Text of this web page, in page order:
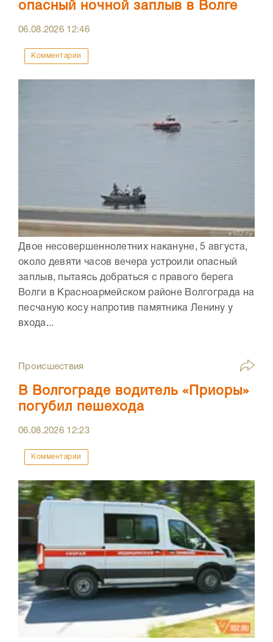
опасный ночной заплыв в Волге
06.08.2026 12:46
Комментарии
Двое несовершеннолетних накануне, 5 августа,
около девяти часов вечера устроили опасный
заплыв, пытаясь добраться с правого берега
Волги в Красноармейском районе Волгограда на
песчаную косу напротив памятника Ленину у
входа...
Происшествия
В Волгограде водитель «Приоры»
погубил пешехода
06.08.2026 12:23
Комментарии